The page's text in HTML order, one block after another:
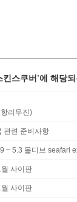
스쿠버'에 해당되
리무진)
관련 준비사항
~ 5.3 몰디브 seafari
사이판
사이판